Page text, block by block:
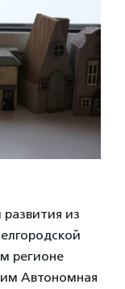
из
регионе
Автономная